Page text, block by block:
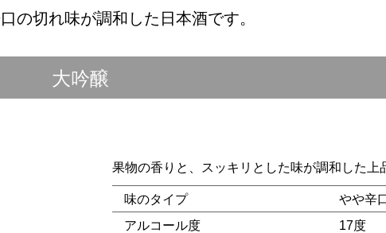
の切れ味が調和した日本酒です。
大吟醸
果物の香りと、スッキリとした味が調和した上
味のタイプ
やや辛
アルコール度
17度